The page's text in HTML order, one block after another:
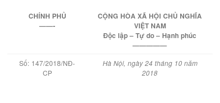
CHÍNH PHỦ
——-
CỘNG HÒA XÃ HỘI CHỦ NGHĨA
VIỆT NAM
Độc lập – Tự do – Hạnh phúc
—————
Số: 147/2018/NĐ-
CP
Hà Nội, ngày 24 tháng 10năm
2018